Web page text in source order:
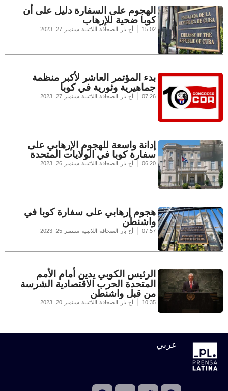
الهجوم على السفارة دليل على أن
كوبا ضحية للإرهاب
15:02 أخ بار الصحافة اللاتينية سبتمبر 27, 2023
بدء المؤتمر العاشر لأكبر منظمة
جماهيرية وثورية في كوبا
07:26 أخ بار الصحافة اللاتينية سبتمبر 27, 2023
إدانة واسعة للهجوم الإرهابي على
سفارة كوبا في الولايات المتحدة
06:20 أخ بار الصحافة اللاتينية سبتمبر 26, 2023
هجوم إرهابي على سفارة كوبا في
واشنطن
07:57 أخ بار الصحافة اللاتينية سبتمبر 25, 2023
الرئيس الكوبي يدين أمام الأمم
المتحدة الحرب الاقتصادية الشرسة
من قبل واشنطن
10:35 أخ بار الصحافة اللاتينية سبتمبر 20, 2023
عربي